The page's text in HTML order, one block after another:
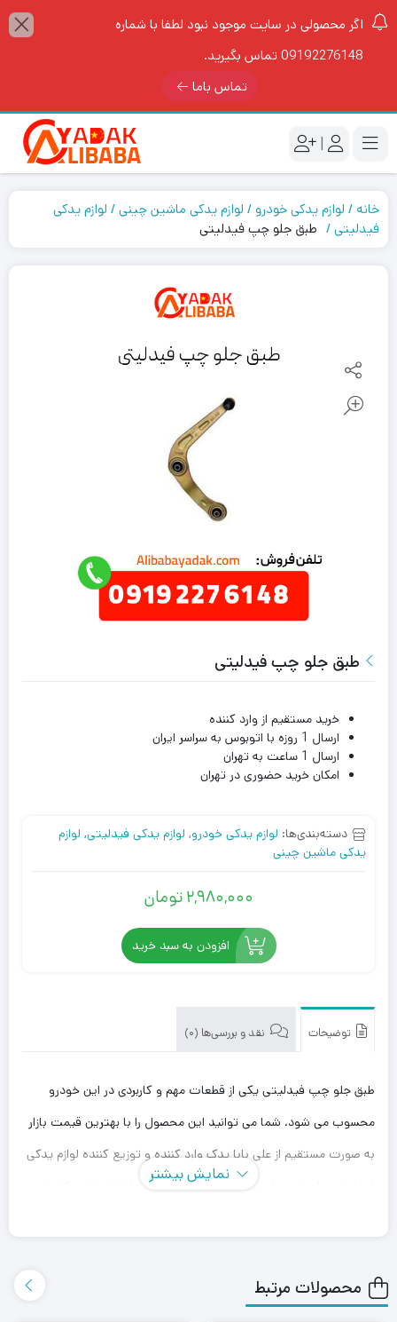
اگر محصولی در سایت موجود نبود لطفا با شماره
09192276148 تماس بگیرید.
تماس باما
|
خانه لوازم یدکی خودرو لوازم یدکی ماشین چینی
لوازم یدکی
فیدلیتی
طبق جلو چپ فیدلیتی
طبق جلو چپ فیدلیتی
خرید مستقیم از وارد کننده
ارسال 1 روزه با اتوبوس به سراسر ایران
ارسال 1 ساعت به تهران
امکان خرید حضوری در تهران
دسته‌بندی‌ها: لوازم یدکی خودرو, لوازم یدکی فیدلیتی, لوازم
یدکی ماشین چینی
2,980,000تومان
افزودن به سبد خرید
توضیحات نقد و بررسی‌ها (0)
طبق جلو چپ فیدلیتی یکی از قطعات مهم و کاربردی در این خودرو
محسوب می شود. شما می توانید این محصول را با بهترین قیمت بازار
به صورت مستقیم از علی بابا یدک وارد کننده و توزیع کننده لوازم یدکی
فیدلیتی، با بهترین قیمت خریداری کنید. توجه داشته باشید که علی
همچنین می توانید علاوه بر خرید طبق جلو چپ فیدلیتی، سایر لوازم
نمایش بیشتر
محصولات مرتبط